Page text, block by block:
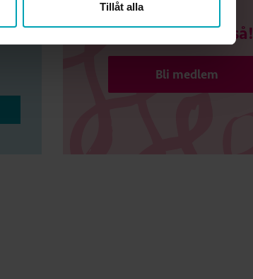
Tillåt alla
Gå med du också!
Bli medlem